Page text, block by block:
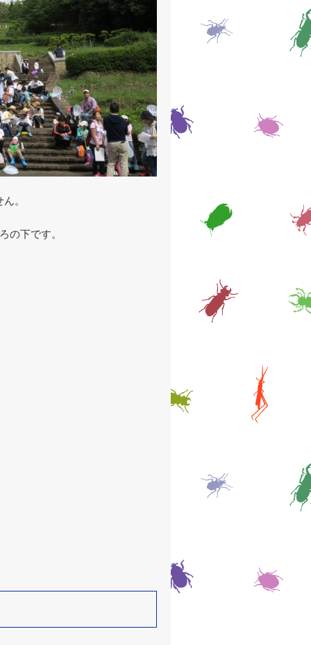
。
の下です。